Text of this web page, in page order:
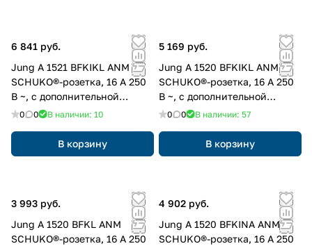
6 841 руб.
Jung A 1521 BFKIKL ANM
SCHUKO®-розетка, 16 A 250
В ~, с дополнительной
защитой,, Откидная крышка,
Серия A, матовый антрацит
0 0 В наличии: 10
В корзину
5 169 руб.
Jung A 1520 BFKIKL ANM
SCHUKO®-розетка, 16 A 250
В ~, с дополнительной
защитой,, hinged lid,
Серия A, матовый антрацит
0 0 В наличии: 57
В корзину
3 993 руб.
Jung A 1520 BFKL ANM
SCHUKO®-розетка, 16 A 250
4 902 руб.
Jung A 1520 BFKINA ANM
SCHUKO®-розетка, 16 A 250